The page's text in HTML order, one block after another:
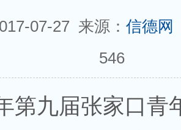
07-27 来源： 信德网
546
第九届张家口青